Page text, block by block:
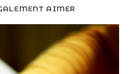
AIMER